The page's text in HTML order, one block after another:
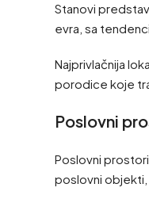
Stanovi
evra, sa
Najprivlačnija
porodice koje
Poslovni
Poslovni
poslovni objekti,